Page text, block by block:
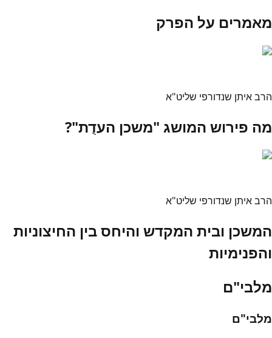
מאמרים על הפרק
הרב איתן שנדורפי שליט"א
מה פירוש המושג "משכן העדֻת"?
הרב איתן שנדורפי שליט"א
המשכן ובית המקדש והיחס בין החיצוניות
והפנימיות
מלבי"ם
מלבי"ם